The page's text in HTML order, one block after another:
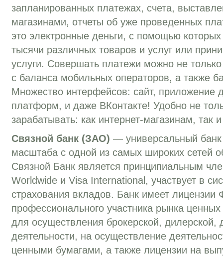
запланированных платежах, счета,
магазинами, отчеты об уже проведенных
это электронные деньги, с помощью которых
тысячи различных товаров и услуг или
услуги. Совершать платежи можно не
с баланса мобильных операторов, а также
Множество интерфейсов: сайт, приложение
платформ, и даже ВКонтакте! Удобно не
зарабатывать: как интернет-магазинам, так
Связной банк (ЗАО) — универсальный
масштаба с одной из самых широких сетей
Связной Банк является принципиальным
Worldwide и Visa International, участвует в
страхования вкладов. Банк имеет
профессионального участника рынка
для осуществления брокерской, дилерской,
деятельности, на осуществление
ценными бумагами, а также лицензии на